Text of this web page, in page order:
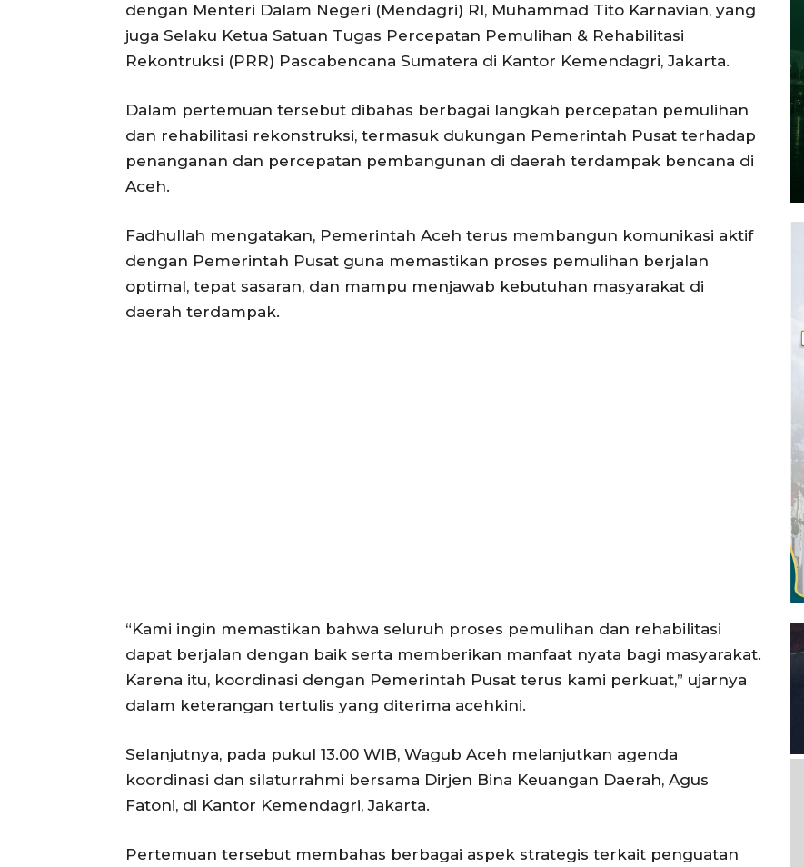
Terkini
Opini
Teknologi
Indeks
dengan Menteri Dalam Negeri (Mendagri) RI, Muhammad Tito Karnavian, yang
juga Selaku Ketua Satuan Tugas Percepatan Pemulihan & Rehabilitasi
Rekontruksi (PRR) Pascabencana Sumatera di Kantor Kemendagri, Jakarta.
Dalam pertemuan tersebut dibahas berbagai langkah percepatan pemulihan
dan rehabilitasi rekonstruksi, termasuk dukungan Pemerintah Pusat terhadap
penanganan dan percepatan pembangunan di daerah terdampak bencana di
Aceh.
Fadhullah mengatakan, Pemerintah Aceh terus membangun komunikasi aktif
dengan Pemerintah Pusat guna memastikan proses pemulihan berjalan
optimal, tepat sasaran, dan mampu menjawab kebutuhan masyarakat di
daerah terdampak.
“Kami ingin memastikan bahwa seluruh proses pemulihan dan rehabilitasi
dapat berjalan dengan baik serta memberikan manfaat nyata bagi masyarakat.
Karena itu, koordinasi dengan Pemerintah Pusat terus kami perkuat,” ujarnya
dalam keterangan tertulis yang diterima acehkini.
Selanjutnya, pada pukul 13.00 WIB, Wagub Aceh melanjutkan agenda
koordinasi dan silaturrahmi bersama Dirjen Bina Keuangan Daerah, Agus
Fatoni, di Kantor Kemendagri, Jakarta.
Pertemuan tersebut membahas berbagai aspek strategis terkait penguatan